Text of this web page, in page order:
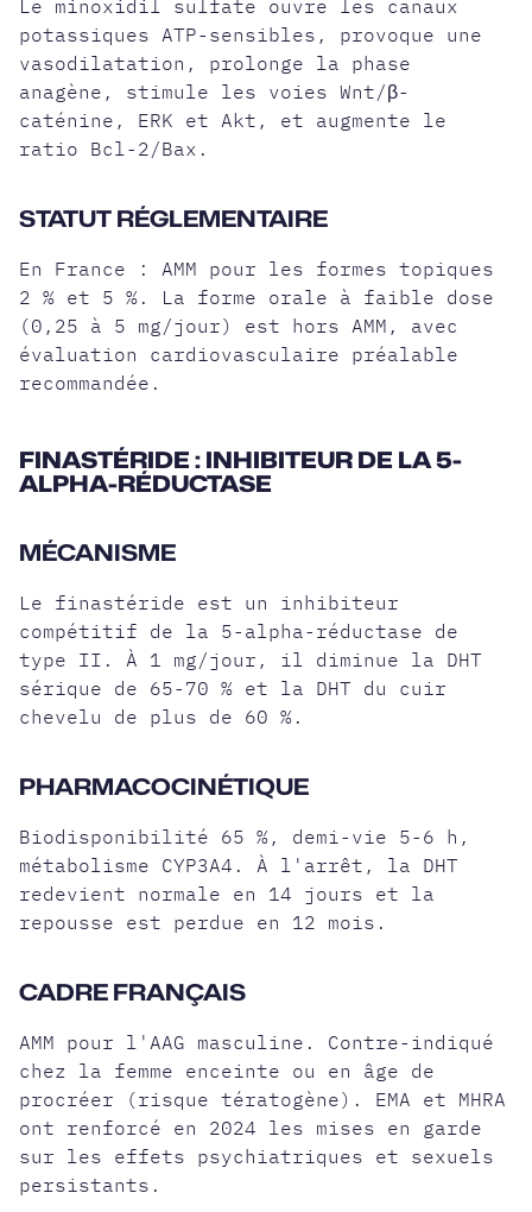
Le minoxidil sulfate ouvre les canaux
potassiques ATP-sensibles, provoque une
vasodilatation, prolonge la phase
anagène, stimule les voies Wnt/β-
caténine, ERK et Akt, et augmente le
ratio Bcl-2/Bax.
STATUT RÉGLEMENTAIRE
En France : AMM pour les formes topiques
2 % et 5 %. La forme orale à faible dose
(0,25 à 5 mg/jour) est hors AMM, avec
évaluation cardiovasculaire préalable
recommandée.
FINASTÉRIDE : INHIBITEUR DE LA 5-
ALPHA-RÉDUCTASE
MÉCANISME
Le finastéride est un inhibiteur
compétitif de la 5-alpha-réductase de
type II. À 1 mg/jour, il diminue la DHT
sérique de 65-70 % et la DHT du cuir
chevelu de plus de 60 %.
PHARMACOCINÉTIQUE
Biodisponibilité 65 %, demi-vie 5-6 h,
métabolisme CYP3A4. À l'arrêt, la DHT
redevient normale en 14 jours et la
repousse est perdue en 12 mois.
CADRE FRANÇAIS
AMM pour l'AAG masculine. Contre-indiqué
chez la femme enceinte ou en âge de
procréer (risque tératogène). EMA et MHRA
ont renforcé en 2024 les mises en garde
sur les effets psychiatriques et sexuels
persistants.